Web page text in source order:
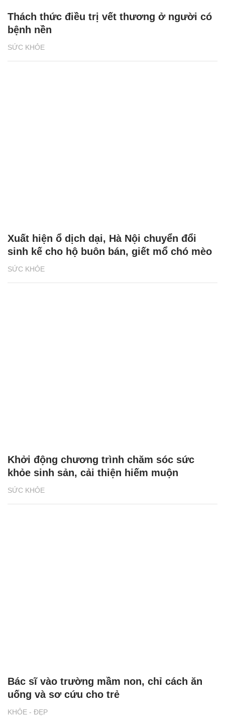
SỨC KHỎE
Thách thức điều trị vết thương ở người có
bệnh nền
SỨC KHỎE
Xuất hiện ổ dịch dại, Hà Nội chuyển đổi
sinh kế cho hộ buôn bán, giết mổ chó mèo
SỨC KHỎE
Khởi động chương trình chăm sóc sức
khỏe sinh sản, cải thiện hiếm muộn
KHỎE - ĐẸP
Bác sĩ vào trường mầm non, chỉ cách ăn
uống và sơ cứu cho trẻ